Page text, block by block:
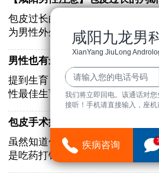
包皮过长的判断标准？包皮过长
为男性外生殖器的组成部分，有
男性也有最佳生育年龄，而且时间
提到生育，人们总是本能地想起
性最佳生育年龄”等等，但不仅
包皮手术疼不疼，是做还是不做
虽然知道包皮过长有些危害，但
是吃药打针还是有几分害怕 比如
咸阳九龙男
XianYang JiuLong
我们将立即回电。该通话对
接听！手机请直接输入，座机
疾病咨询 3